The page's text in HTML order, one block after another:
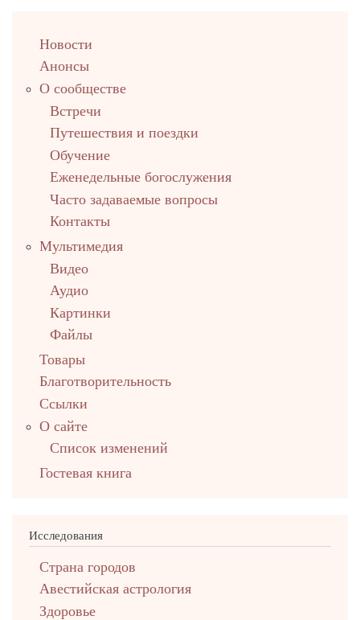
upНовости
Анонсы
О сообществе
Встречи
Путешествия и поездки
Обучение
Еженедельные богослужения
Часто задаваемые вопросы
Контакты
Мультимедия
Видео
Аудио
Картинки
Файлы
Товары
Благотворительность
Ссылки
О сайте
Список изменений
Гостевая книга
Исследования
Страна городов
Авестийская астрология
Здоровье